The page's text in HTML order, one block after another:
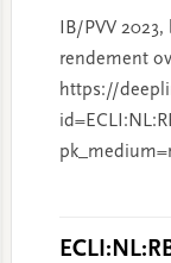
IB/PVV
rendement
https://